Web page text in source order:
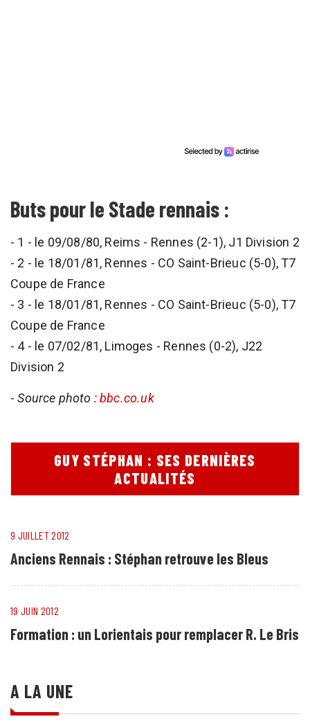
Buts pour le Stade rennais :
- 1 - le 09/08/80, Reims - Rennes (2-1), J1 Division 2
- 2 - le 18/01/81, Rennes - CO Saint-Brieuc (5-0), T7
Coupe de France
- 3 - le 18/01/81, Rennes - CO Saint-Brieuc (5-0), T7
Coupe de France
- 4 - le 07/02/81, Limoges - Rennes (0-2), J22
Division 2
-Source photo :bbc.co.uk
GUY STÉPHAN : SES DERNIÈRES
ACTUALITÉS
9 JUILLET 2012
Anciens Rennais : Stéphan retrouve les Bleus
19 JUIN 2012
Formation : un Lorientais pour remplacer R. Le Bris
A LA UNE